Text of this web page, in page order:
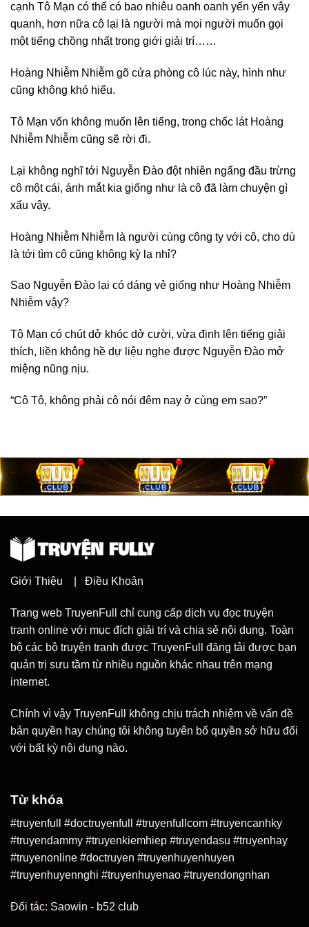
cạnh Tô Mạn có thể có bao nhiêu oanh oanh yến yến vây
quanh, hơn nữa cô lại là người mà mọi người muốn gọi
một tiếng chồng nhất trong giới giải trí……
Hoàng Nhiễm Nhiễm gõ cửa phòng cô lúc này, hình như
cũng không khó hiểu.
Tô Mạn vốn không muốn lên tiếng, trong chốc lát Hoàng
Nhiễm Nhiễm cũng sẽ rời đi.
Lại không nghĩ tới Nguyễn Đào đột nhiên ngẩng đầu trừng
cô một cái, ánh mắt kia giống như là cô đã làm chuyện gì
xấu vậy.
Hoàng Nhiễm Nhiễm là người cùng công ty với cô, cho dù
là tới tìm cô cũng không kỳ lạ nhỉ?
Sao Nguyễn Đào lại có dáng vẻ giống như Hoàng Nhiễm
Nhiễm vậy?
Tô Mạn có chút dở khóc dở cười, vừa định lên tiếng giải
thích, liền không hề dự liệu nghe được Nguyễn Đào mở
miệng nũng nịu.
“Cô Tô, không phải cô nói đêm nay ở cùng em sao?”
Giới Thiệu Điều Khoản
Trang web TruyenFull chỉ cung cấp dịch vụ đọc truyện
tranh online với mục đích giải trí và chia sẻ nội dung. Toàn
bộ các bộ truyện tranh được TruyenFull đăng tải được bạn
quản trị sưu tầm từ nhiều nguồn khác nhau trên mạng
internet.
Chính vì vậy TruyenFull không chịu trách nhiệm về vấn đề
bản quyền hay chúng tôi không tuyên bố quyền sở hữu đối
với bất kỳ nội dung nào.
Từ khóa
#truyenfull #doctruyenfull #truyenfullcom #truyencanhky
#truyendammy #truyenkiemhiep #truyendasu #truyenhay
#truyenonline #doctruyen #truyenhuyenhuyen
#truyenhuyennghi #truyenhuyenao #truyendongnhan
Đối tác: Saowin - b52 club